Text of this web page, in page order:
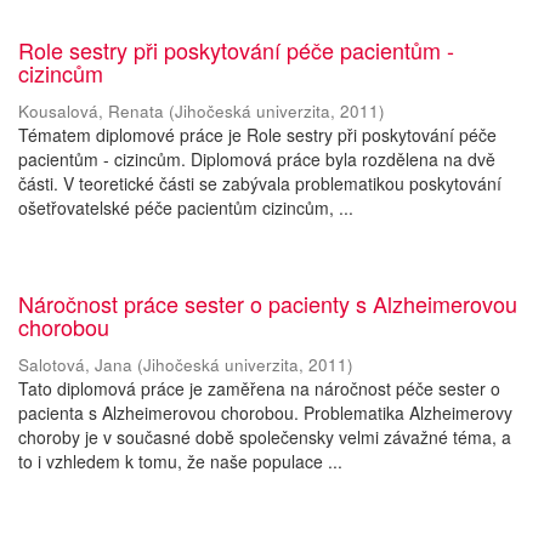
Role sestry při poskytování péče pacientům -
cizincům
Kousalová, Renata (Jihočeská univerzita, 2011)
Tématem diplomové práce je Role sestry při poskytování péče
pacientům - cizincům. Diplomová práce byla rozdělena na dvě
části. V teoretické části se zabývala problematikou poskytování
ošetřovatelské péče pacientům cizincům, ...
Náročnost práce sester o pacienty s Alzheimerovou
chorobou
Salotová, Jana (Jihočeská univerzita, 2011)
Tato diplomová práce je zaměřena na náročnost péče sester o
pacienta s Alzheimerovou chorobou. Problematika Alzheimerovy
choroby je v současné době společensky velmi závažné téma, a
to i vzhledem k tomu, že naše populace ...